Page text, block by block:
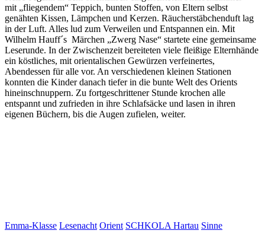
mit „fliegendem“ Teppich, bunten Stoffen, von Eltern selbst
genähten Kissen, Lämpchen und Kerzen. Räucherstäbchenduft lag
in der Luft. Alles lud zum Verweilen und Entspannen ein. Mit
Wilhelm Hauff´s Märchen „Zwerg Nase“ startete eine gemeinsame
Leserunde. In der Zwischenzeit bereiteten viele fleißige Elternhände
ein köstliches, mit orientalischen Gewürzen verfeinertes,
Abendessen für alle vor. An verschiedenen kleinen Stationen
konnten die Kinder danach tiefer in die bunte Welt des Orients
hineinschnuppern. Zu fortgeschrittener Stunde krochen alle
entspannt und zufrieden in ihre Schlafsäcke und lasen in ihren
eigenen Büchern, bis die Augen zufielen, weiter.
Emma-Klasse Lesenacht Orient SCHKOLA Hartau Sinne